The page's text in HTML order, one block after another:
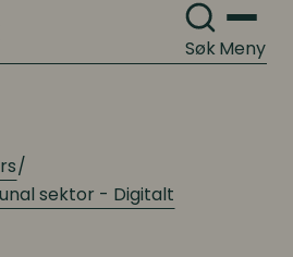
SøkMeny
sektor - Digitalt